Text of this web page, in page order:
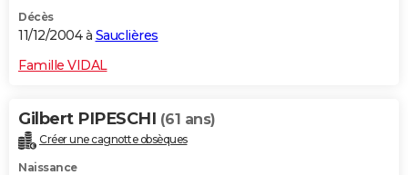
Décès
11/12/2004 à Sauclières
Famille VIDAL
Gilbert PIPESCHI (61 ans)
Créer une cagnotte obsèques
Naissance